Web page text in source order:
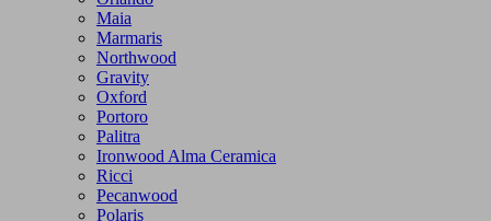
Maia
Marmaris
Northwood
Gravity
Oxford
Portoro
Palitra
Ironwood Alma Ceramica
Ricci
Pecanwood
Polaris